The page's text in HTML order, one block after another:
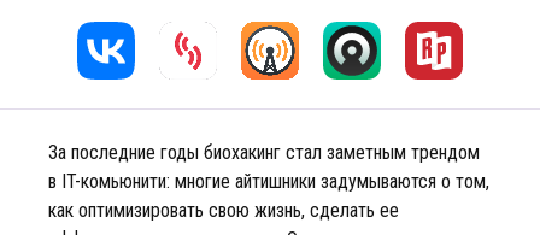
За последние годы биохакинг стал заметным трендом
в IT-комьюнити: многие айтишники задумываются о том,
как оптимизировать свою жизнь, сделать ее